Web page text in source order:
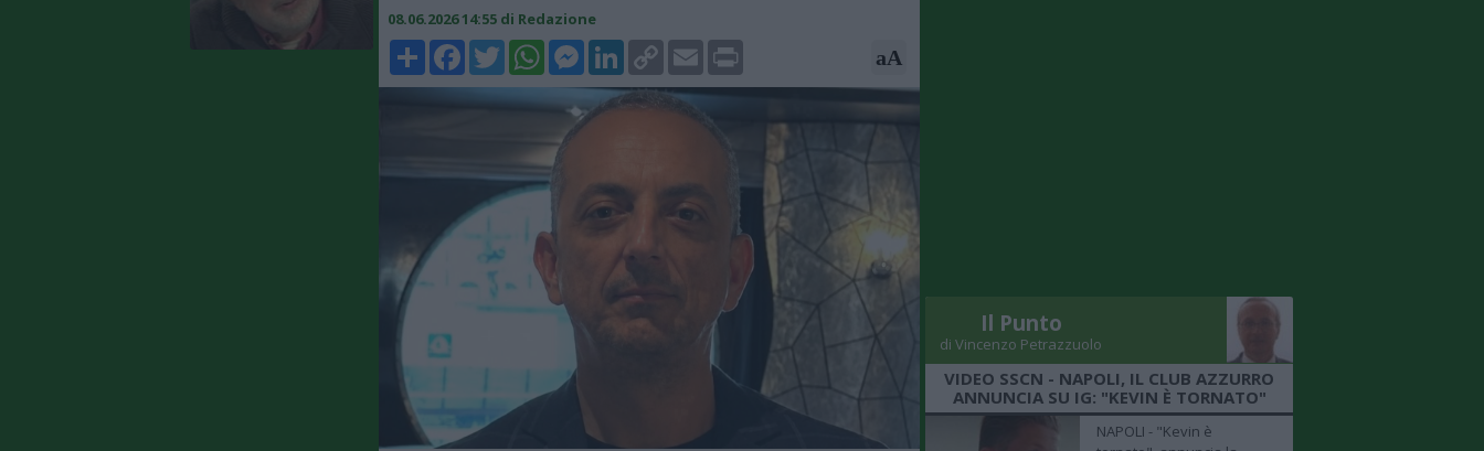
08.06.2026 14:55 di Redazione
ShareFacebookTwitterWhatsAppMessenger
LinkedIn
Copy
Link
Email Print aA
Il Punto
di Vincenzo Petrazzuolo
VIDEO SSCN - NAPOLI, IL CLUB AZZURRO
ANNUNCIA SU IG: "KEVIN È TORNATO"
NAPOLI - "Kevin è